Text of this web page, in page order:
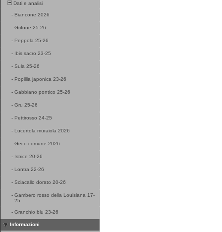
Dati e analisi
- Biancone 2026
- Grifone 25-26
- Peppola 25-26
- Ibis sacro 23-25
- Sula 25-26
- Popillia japonica 23-26
- Gabbiano pontico 25-26
- Gru 25-26
- Pettirosso 24-25
- Lucertola muraiola 2026
- Geco comune 2026
- Istrice 20-26
- Lontra 22-26
- Sciacallo dorato 20-26
- Gambero rosso della Louisiana 17-
25
- Granchio blu 23-26
Informazioni